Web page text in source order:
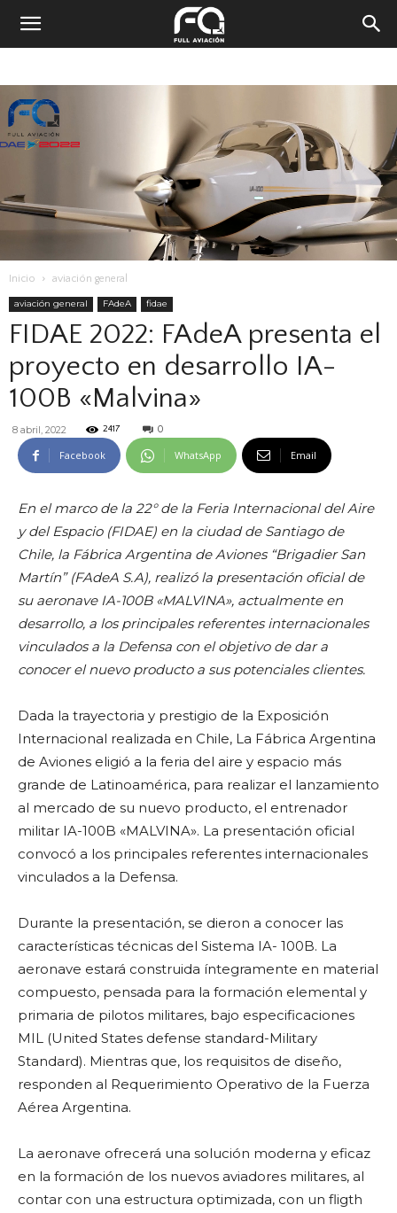
Inicio aviación general
aviación general FAdeA fidae
FIDAE 2022: FAdeA presenta el
proyecto en desarrollo IA-
100B «Malvina»
8 abril, 2022 2417 0
Facebook WhatsApp Email
En el marco de la 22° de la Feria Internacional del Aire
y del Espacio (FIDAE) en la ciudad de Santiago de
Chile, la Fábrica Argentina de Aviones “Brigadier San
Martín” (FAdeA S.A), realizó la presentación oficial de
su aeronave IA-100B «MALVINA», actualmente en
desarrollo, a los principales referentes internacionales
vinculados a la Defensa con el objetivo de dar a
conocer el nuevo producto a sus potenciales clientes.
Dada la trayectoria y prestigio de la Exposición
Internacional realizada en Chile, La Fábrica Argentina
de Aviones eligió a la feria del aire y espacio más
grande de Latinoamérica, para realizar el lanzamiento
al mercado de su nuevo producto, el entrenador
militar IA-100B «MALVINA». La presentación oficial
convocó a los principales referentes internacionales
vinculados a la Defensa.
Durante la presentación, se dieron a conocer las
características técnicas del Sistema IA- 100B. La
aeronave estará construida íntegramente en material
compuesto, pensada para la formación elemental y
primaria de pilotos militares, bajo especificaciones
MIL (United States defense standard-Military
Standard). Mientras que, los requisitos de diseño,
responden al Requerimiento Operativo de la Fuerza
Aérea Argentina.
La aeronave ofrecerá una solución moderna y eficaz
en la formación de los nuevos aviadores militares, al
contar con una estructura optimizada, con un fligth